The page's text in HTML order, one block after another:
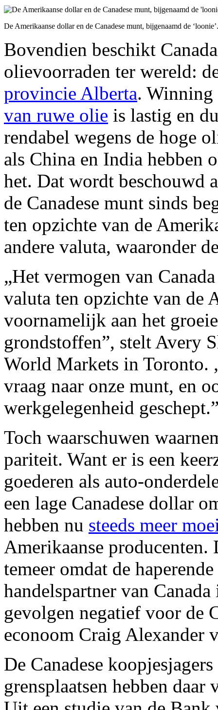
De Amerikaanse dollar en de Canadese munt, bijgenaamd de ‘loonie’.
Bovendien beschikt
olievoorraden ter wereld:
provincie Alberta.
van ruwe olie is lastig en
rendabel wegens de hoge
als China en India hebben
het. Dat wordt beschouwd
de Canadese munt sinds
ten opzichte van de
andere valuta, waaronder
„Het vermogen van
valuta ten opzichte van de
voornamelijk aan het
grondstoffen”, stelt Avery
World Markets in Toronto.
vraag naar onze munt, en
werkgelegenheid
Toch waarschuwen
pariteit. Want er is een
goederen als auto-
een lage Canadese dollar
hebben nu steeds meer
Amerikaanse
temeer omdat de
handelspartner van
gevolgen negatief voor de
econoom Craig Alexander
De Canadese
grensplaatsen hebben daar